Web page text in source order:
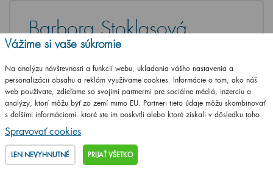
Barbora Stoklasová
Máte otázku? Opýtajte sa
+420 461 653 937
Po-Pia 8-17 hod
info@dreja.sk
NAPÍŠTE VAŠU OTÁZKU
Vážime si vaše súkromie
Na analýzu návštevnosti a funkcií webu, ukladania vášho nastavenia a
personalizácii obsahu a reklám využívame cookies. Informácie o tom, ako náš
web používate, zdieľame so svojimi partnermi pre sociálne médiá, inzerciu a
analýzy, ktorí môžu byť zo zemí mimo EU. Partneri tieto údaje môžu skombinovať
s ďalšími informáciami, ktoré ste im poskytli alebo ktoré získali v dôsledku toho,
že používate ich služby.
Spravovať cookies
LEN NEVYHNUTNÉ PRIJAŤ VŠETKO